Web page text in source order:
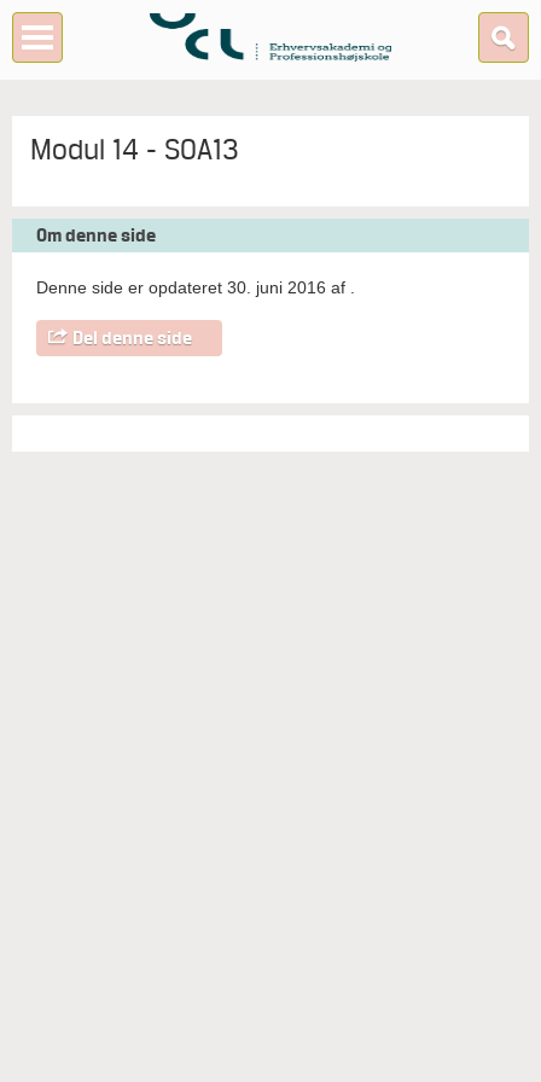
Modul 14 - SOA13
Om denne side
Denne side er opdateret 30. juni 2016 af
Del denne side